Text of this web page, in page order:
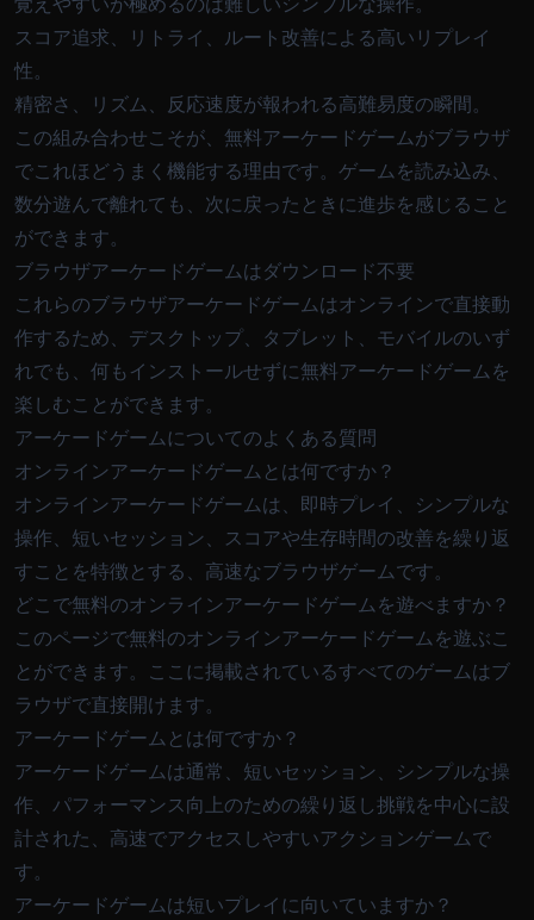
スコア追求、リトライ、ルート改善による高いリプレイ
性。
精密さ、リズム、反応速度が報われる高難易度の瞬間。
この組み合わせこそが、無料アーケードゲームがブラウザ
でこれほどうまく機能する理由です。ゲームを読み込み、
数分遊んで離れても、次に戻ったときに進歩を感じること
ができます。
ブラウザアーケードゲームはダウンロード不要
これらのブラウザアーケードゲームはオンラインで直接動
作するため、デスクトップ、タブレット、モバイルのいず
れでも、何もインストールせずに無料アーケードゲームを
楽しむことができます。
アーケードゲームについてのよくある質問
オンラインアーケードゲームとは何ですか？
オンラインアーケードゲームは、即時プレイ、シンプルな
操作、短いセッション、スコアや生存時間の改善を繰り返
すことを特徴とする、高速なブラウザゲームです。
どこで無料のオンラインアーケードゲームを遊べますか？
このページで無料のオンラインアーケードゲームを遊ぶこ
とができます。ここに掲載されているすべてのゲームはブ
ラウザで直接開けます。
アーケードゲームとは何ですか？
アーケードゲームは通常、短いセッション、シンプルな操
作、パフォーマンス向上のための繰り返し挑戦を中心に設
計された、高速でアクセスしやすいアクションゲームで
す。
アーケードゲームは短いプレイに向いていますか？